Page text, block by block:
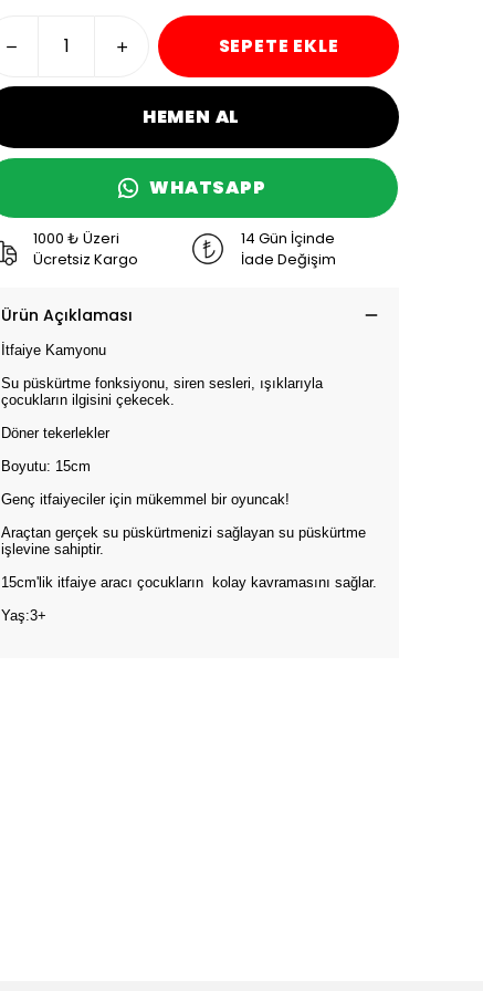
SEPETE EKLE
HEMEN AL
WHATSAPP
1000 ₺ Üzeri
Ücretsiz Kargo
14 Gün İçinde
İade Değişim
Ürün Açıklaması
İtfaiye Kamyonu
Su püskürtme fonksiyonu, siren sesleri, ışıklarıyla
çocukların ilgisini çekecek.
Döner tekerlekler
Boyutu: 15cm
Genç itfaiyeciler için mükemmel bir oyuncak!
Araçtan gerçek su püskürtmenizi sağlayan su püskürtme
işlevine sahiptir.
15cm'lik itfaiye aracı çocukların kolay kavramasını sağlar.
Yaş:3+